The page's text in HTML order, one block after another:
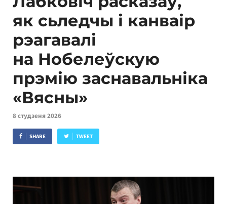
як сьледчы і канваір
рэагавалі
на Нобелеўскую
прэмію заснавальніка
«Вясны»
8 студзеня 2026
SHARE TWEET